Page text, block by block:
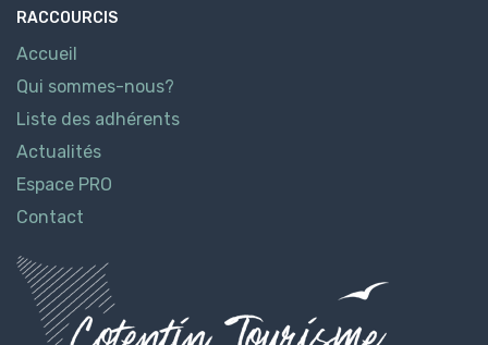
RACCOURCIS
Accueil
Qui sommes-nous?
Liste des adhérents
Actualités
Espace PRO
Contact